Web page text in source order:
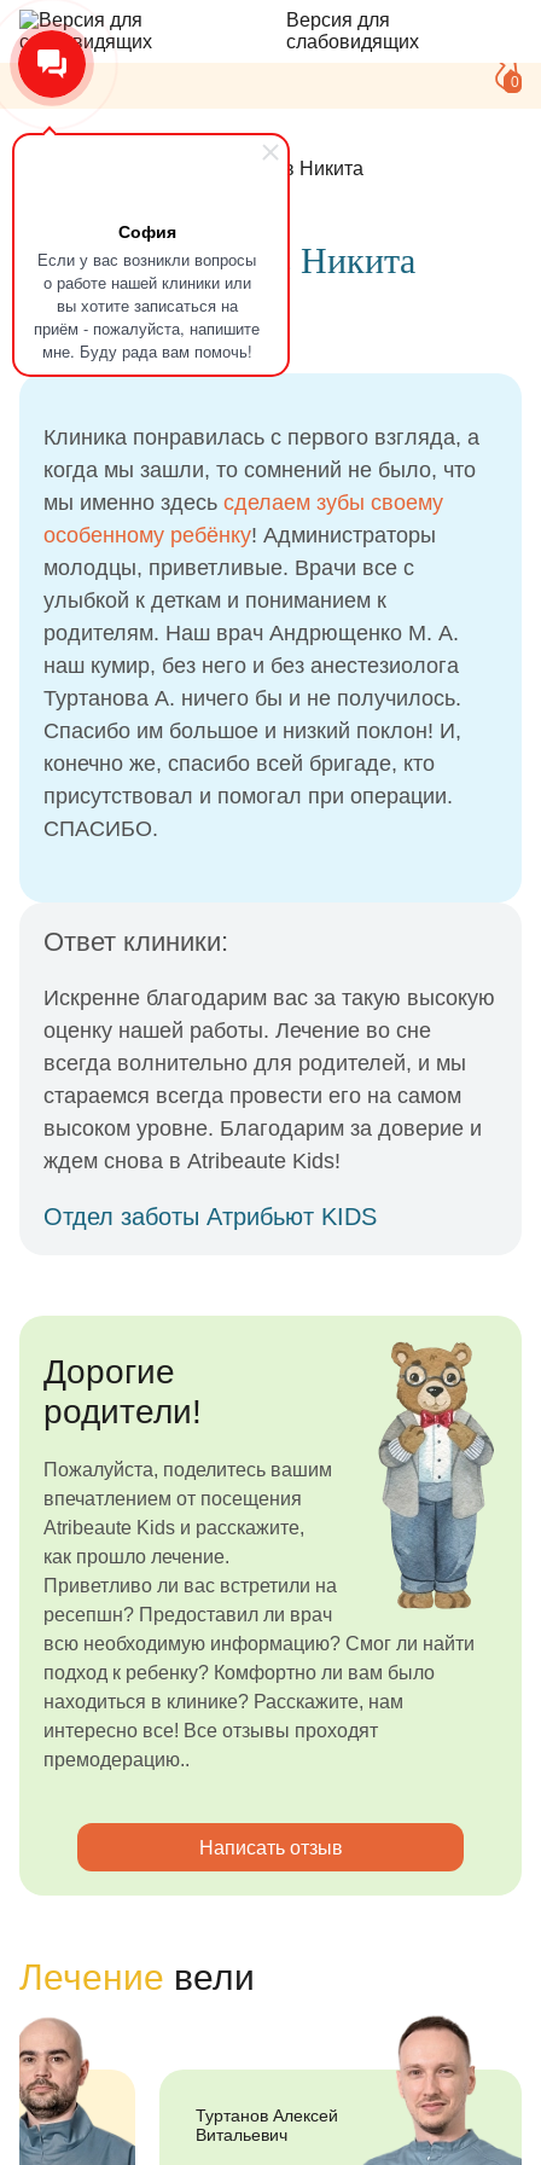
София
Если у вас возникли вопросы
о работе нашей клиники или
вы хотите записаться на
приём - пожалуйста, напишите
мне. Буду рада вам помочь!
Версия для
слабовидящих
0
Глимаков Никита
ОтзывГлимаков Никита
05.01.2022
Клиника понравилась с первого взгляда, а
когда мы зашли, то сомнений не было, что
мы именно здесь сделаем зубы своему
особенному ребёнку! Администраторы
молодцы, приветливые. Врачи все с
улыбкой к деткам и пониманием к
родителям. Наш врач Андрющенко М. А.
наш кумир, без него и без анестезиолога
Туртанова А. ничего бы и не получилось.
Спасибо им большое и низкий поклон! И,
конечно же, спасибо всей бригаде, кто
присутствовал и помогал при операции.
СПАСИБО.
Ответ клиники:
Искренне благодарим вас за такую высокую
оценку нашей работы. Лечение во сне
всегда волнительно для родителей, и мы
стараемся всегда провести его на самом
высоком уровне. Благодарим за доверие и
ждем снова в Atribeaute Kids!
Отдел заботы Атрибьют KIDS
Дорогие
родители!
Пожалуйста, поделитесь вашим
впечатлением от посещения
Atribeaute Kids и расскажите,
как прошло лечение.
Приветливо ли вас встретили на
ресепшн? Предоставил ли врач
всю необходимую информацию? Смог ли найти
подход к ребенку? Комфортно ли вам было
находиться в клинике? Расскажите, нам
интересно все! Все отзывы проходят
премодерацию..
Написать отзыв
Лечение вели
Туртанов Алексей
Витальевич